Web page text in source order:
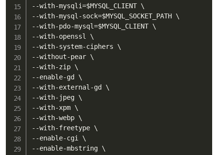
--with-mysqli=$MYSQL_CLIENT \
--with-mysql-sock=$MYSQL_SOCKET_PATH \
--with-pdo-mysql=$MYSQL_CLIENT \
--with-openssl \
--with-system-ciphers \
--without-pear \
--with-zip \
--enable-gd \
--with-external-gd \
--with-jpeg \
--with-xpm \
--with-webp \
--with-freetype \
--enable-cgi \
--enable-mbstring \